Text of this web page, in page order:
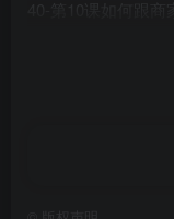
41-第11课前期如